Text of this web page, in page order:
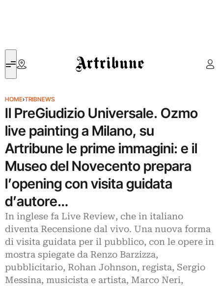
Artribune
HOME›TRIBNEWS
Il PreGiudizio Universale. Ozmo
live painting a Milano, su
Artribune le prime immagini: e il
Museo del Novecento prepara
l’opening con visita guidata
d’autore…
In inglese fa Live Review, che in italiano
diventa Recensione dal vivo. Una nuova forma
di visita guidata per il pubblico, con le opere in
mostra spiegate da Renzo Barzizza,
pubblicitario, Rohan Johnson, regista, Sergio
Messina, musicista e artista, Marco Neri,